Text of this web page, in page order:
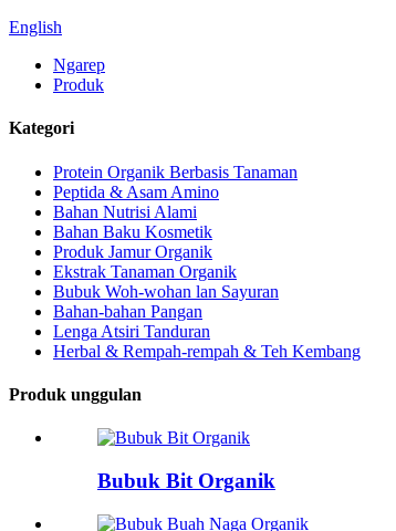
English
Ngarep
Produk
Kategori
Protein Organik Berbasis Tanaman
Peptida & Asam Amino
Bahan Nutrisi Alami
Bahan Baku Kosmetik
Produk Jamur Organik
Ekstrak Tanaman Organik
Bubuk Woh-wohan lan Sayuran
Bahan-bahan Pangan
Lenga Atsiri Tanduran
Herbal & Rempah-rempah & Teh Kembang
Produk unggulan
Bubuk Bit Organik